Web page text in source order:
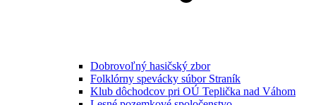
Dobrovoľný hasičský zbor
Folklórny spevácky súbor Straník
Klub dôchodcov pri OÚ Teplička nad Váhom